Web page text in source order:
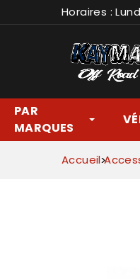
Horaires :
PAR
MARQUES
Accueil